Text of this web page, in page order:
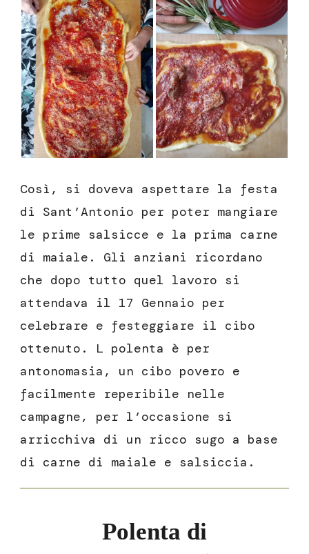
Così, si doveva aspettare la festa
di Sant’Antonio per poter mangiare
le prime salsicce e la prima carne
di maiale. Gli anziani ricordano
che dopo tutto quel lavoro si
attendava il 17 Gennaio per
celebrare e festeggiare il cibo
ottenuto. L polenta è per
antonomasia, un cibo povero e
facilmente reperibile nelle
campagne, per l’occasione si
arricchiva di un ricco sugo a base
di carne di maiale e salsiccia.
Polenta di